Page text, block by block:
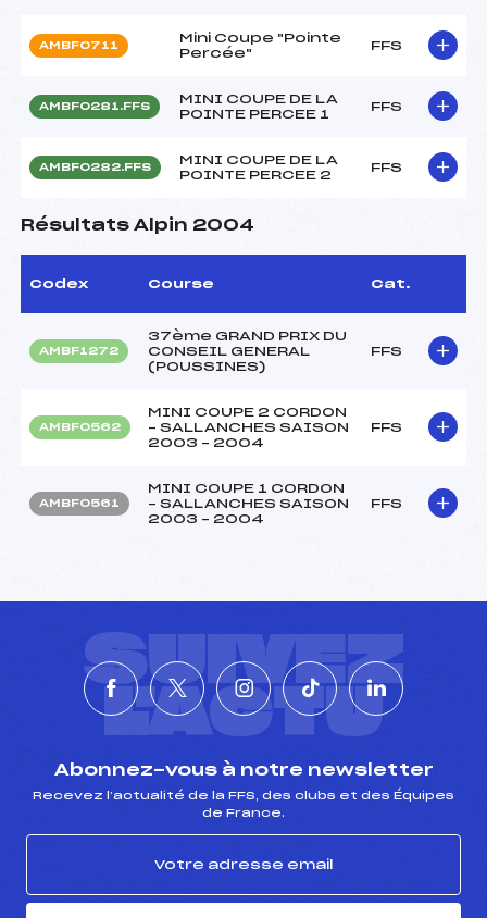
AMBF0711
Mini Coupe "Pointe
Percée"
FFS
AMBF0281.FFS
MINI COUPE DE LA
POINTE PERCEE 1
FFS
AMBF0282.FFS
MINI COUPE DE LA
POINTE PERCEE 2
FFS
Résultats Alpin 2004
Codex Course Cat.
AMBF1272
37ème GRAND PRIX DU
CONSEIL GENERAL
(POUSSINES)
FFS
AMBF0562
MINI COUPE 2 CORDON
– SALLANCHES SAISON
2003 – 2004
FFS
AMBF0561
MINI COUPE 1 CORDON
– SALLANCHES SAISON
2003 – 2004
FFS
SUIVEZ
L'ACTU
Abonnez-vous à notre newsletter
Recevez l’actualité de la FFS, des clubs et des Équipes
de France.